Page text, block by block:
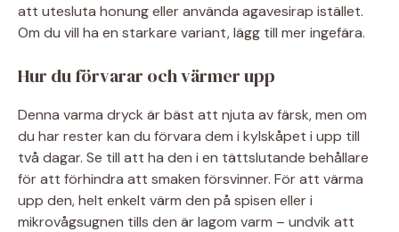
att utesluta honung eller använda agavesirap istället.
Om du vill ha en starkare variant, lägg till mer ingefära.
Hur du förvarar och värmer upp
Denna varma dryck är bäst att njuta av färsk, men om
du har rester kan du förvara dem i kylskåpet i upp till
två dagar. Se till att ha den i en tättslutande behållare
för att förhindra att smaken försvinner. För att värma
upp den, helt enkelt värm den på spisen eller i
mikrovågsugnen tills den är lagom varm – undvik att